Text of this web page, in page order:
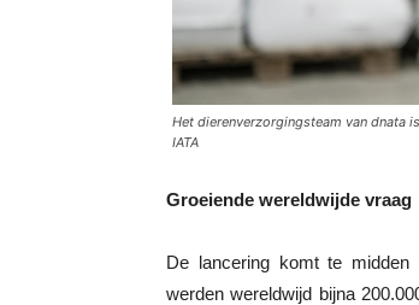
Het dierenverzorgingsteam van dnata
IATA
Groeiende wereldwijde vraag
De lancering komt te midden
werden wereldwijd bijna